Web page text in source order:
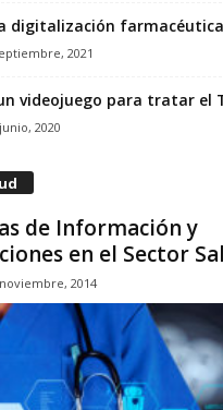
digitalización farmacéutica
2021
videojuego para tratar el
2020
de Información y
en el Sector
2014